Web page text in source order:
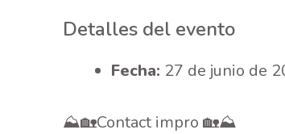
Detalles del evento
Fecha: 27 de junio de
⛰️🏡Contact impro 🏡⛰️